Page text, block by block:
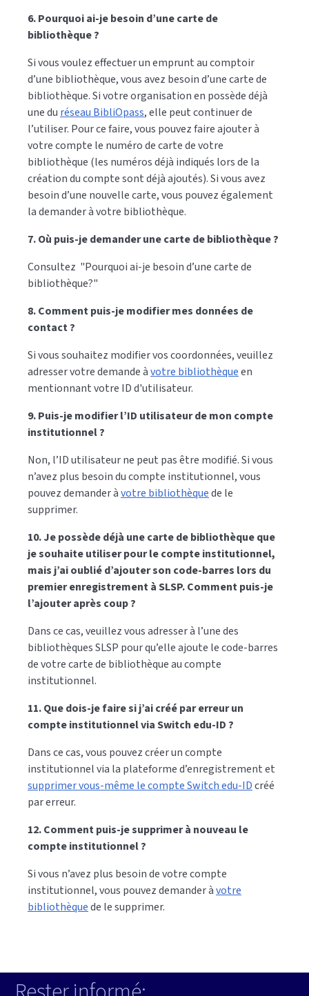
6. Pourquoi ai-je besoin d’une carte de
bibliothèque ?
Si vous voulez effectuer un emprunt au comptoir
d’une bibliothèque, vous avez besoin d’une carte de
bibliothèque. Si votre organisation en possède déjà
une du réseau BibliOpass, elle peut continuer de
l’utiliser. Pour ce faire, vous pouvez faire ajouter à
votre compte le numéro de carte de votre
bibliothèque (les numéros déjà indiqués lors de la
création du compte sont déjà ajoutés). Si vous avez
besoin d’une nouvelle carte, vous pouvez également
la demander à votre bibliothèque.
7. Où puis-je demander une carte de bibliothèque ?
Consultez "Pourquoi ai-je besoin d’une carte de
bibliothèque?"
8. Comment puis-je modifier mes données de
contact ?
Si vous souhaitez modifier vos coordonnées, veuillez
adresser votre demande àvotre bibliothèqueen
mentionnant votre ID d'utilisateur.
9. Puis-je modifier l’ID utilisateur de mon compte
institutionnel ?
Non, l’ID utilisateur ne peut pas être modifié. Si vous
n’avez plus besoin du compte institutionnel, vous
pouvez demander àvotre bibliothèquede le
supprimer.
10. Je possède déjà une carte de bibliothèque que
je souhaite utiliser pour le compte institutionnel,
mais j’ai oublié d’ajouter son code-barres lors du
premier enregistrement à SLSP. Comment puis-je
l’ajouter après coup ?
Dans ce cas, veuillez vous adresser à l’une des
bibliothèques SLSP pour qu’elle ajoute le code-barres
de votre carte de bibliothèque au compte
institutionnel.
11. Que dois-je faire si j’ai créé par erreur un
compte institutionnel via Switch edu-ID ?
Dans ce cas, vous pouvez créer un compte
institutionnel via la plateforme d’enregistrement et
supprimer vous-même le compte Switch edu-IDcréé
par erreur.
12. Comment puis-je supprimer à nouveau le
compte institutionnel ?
Si vous n’avez plus besoin de votre compte
institutionnel, vous pouvez demander àvotre
bibliothèquede le supprimer.